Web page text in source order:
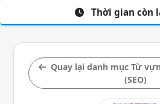
Quay lại danh mục Từ
(SEO)
Thời gian còn